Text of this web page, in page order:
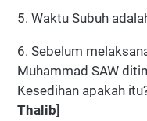
5. Waktu Subuh
6. Sebelum
Muhammad SAW
Kesedihan apakah
Thalib]